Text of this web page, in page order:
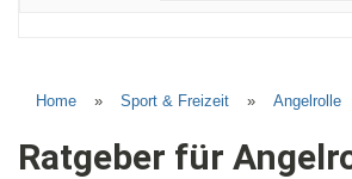
Home » Sport & Freizeit » Angelrolle
Ratgeber für